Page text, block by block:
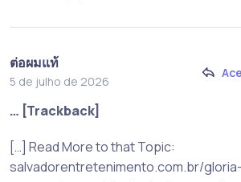
ต่อผมแท้
5 de julho de 2026
… [Trackback]
[…] Read More to that Topic:
salvadorentretenimento.com.br/